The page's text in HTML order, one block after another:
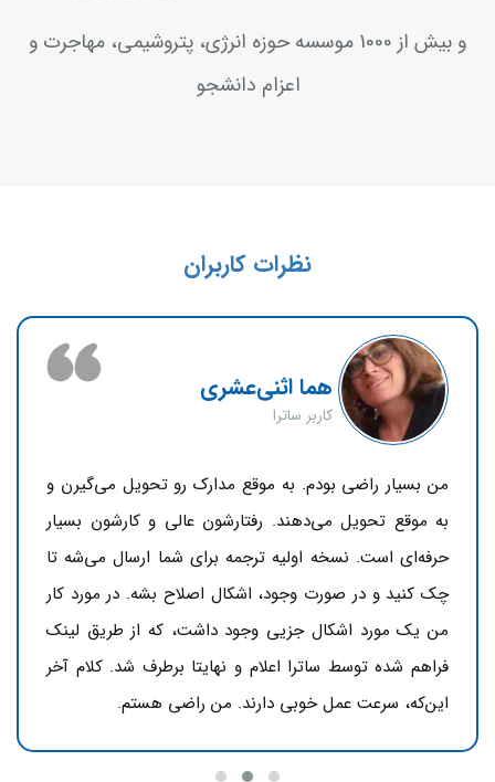
و بیش از 1000 موسسه حوزه انرژی، پتروشیمی، مهاجرت و
اعزام دانشجو
نظرات کاربران
هما اثنی‌عشری
کاربر ساترا
من بسیار راضی بودم. به موقع مدارک رو تحویل می‌گیرن و
به موقع تحویل می‌دهند. رفتارشون عالی و کارشون بسیار
حرفه‌ای است. نسخه اولیه ترجمه برای شما ارسال می‌شه تا
چک کنید و در صورت وجود، اشکال اصلاح بشه. در مورد کار
من یک مورد اشکال جزیی وجود داشت، که از طریق لینک
فراهم شده توسط ساترا اعلام و نهایتا برطرف شد. کلام آخر
این‌که، سرعت عمل خوبی دارند. من راضی هستم.